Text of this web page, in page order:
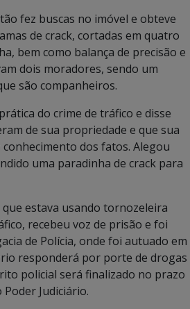
fez buscas no imóvel e obteve
de crack, cortadas em quatro
bem como balança de precisão e
dois moradores, sendo um
são companheiros.
do crime de tráfico e disse
de sua propriedade e que sua
dos fatos. Alegou
uma paradinha de crack para
estava usando tornozeleira
recebeu voz de prisão e foi
de Polícia, onde foi autuado em
responderá por porte de drogas
policial será finalizado no prazo
Judiciário.